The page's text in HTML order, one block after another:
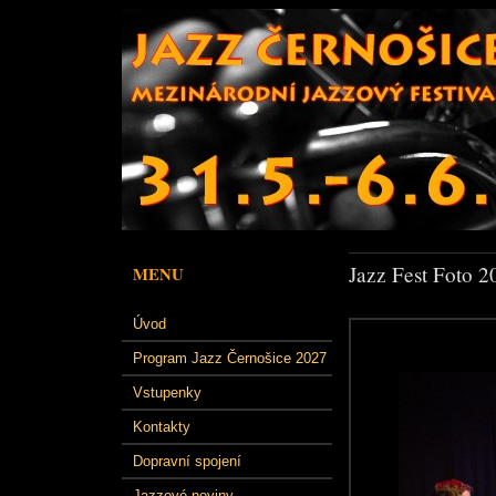
MENU
Úvod
Program Jazz Černošice 2027
Vstupenky
Kontakty
Dopravní spojení
Jazz Fest Foto